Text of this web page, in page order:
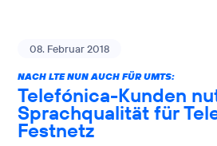
08. Februar 2018
NACH LTE NUN AUCH FÜR UMTS:
Telefónica-Kunden
Sprachqualität für
Festnetz